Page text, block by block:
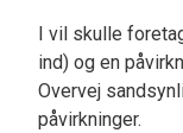
I vil skulle
ind) og en
Overvej
påvirkninger.